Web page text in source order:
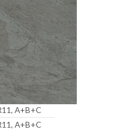
A+B+C
A+B+C